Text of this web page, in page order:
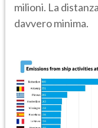
milioni. La
davvero minima.